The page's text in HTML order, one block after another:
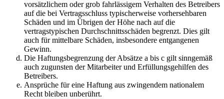
vorsätzlichem oder grob fahrlässigem Verhalten des Betreibers
auf die bei Vertragsschluss typischerweise vorhersehbaren
Schäden und im Übrigen der Höhe nach auf die
vertragstypischen Durchschnittsschäden begrenzt. Dies gilt
auch für mittelbare Schäden, insbesondere entgangenen
Gewinn.
Die Haftungsbegrenzung der Absätze a bis c gilt sinngemäß
auch zugunsten der Mitarbeiter und Erfüllungsgehilfen des
Betreibers.
Ansprüche für eine Haftung aus zwingendem nationalem
Recht bleiben unberührt.